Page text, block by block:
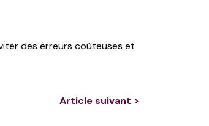
des erreurs coûteuses et
Article suivant >